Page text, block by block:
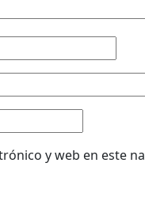
y web en este